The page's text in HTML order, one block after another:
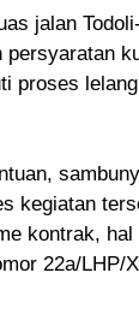
jalan
proses
kegiatan
kontrak,
22a/LHP/